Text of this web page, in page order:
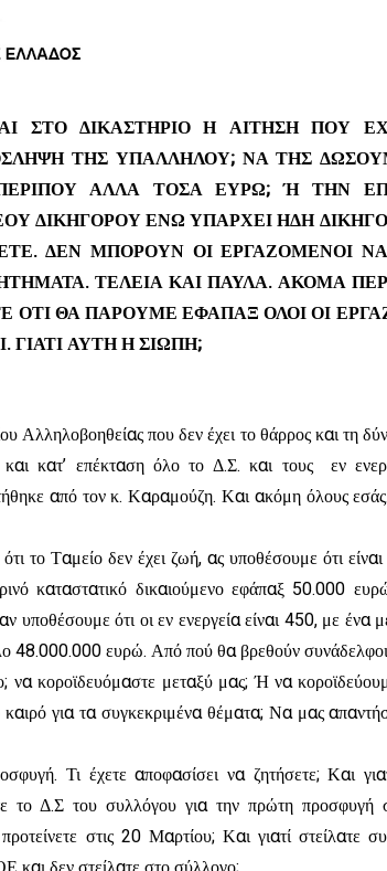
ΣΤΟ ΔΙΚΑΣΤΗΡΙΟ Η ΑΙΤΗΣΗ ΠΟΥ
ΤΗΣ ΥΠΑΛΛΗΛΟΥ; ΝΑ ΤΗΣ
ΑΛΛΑ ΤΟΣΑ ΕΥΡΩ; Ή ΤΗΝ
ΔΙΚΗΓΟΡΟΥ ΕΝΩ ΥΠΑΡΧΕΙ ΗΔΗ
ΔΕΝ ΜΠΟΡΟΥΝ ΟΙ ΕΡΓΑΖΟΜΕΝΟΙ
ΤΕΛΕΙΑ ΚΑΙ ΠΑΥΛΑ. ΑΚΟΜΑ
ΟΤΙ ΘΑ ΠΑΡΟΥΜΕ ΕΦΑΠΑΞ ΟΛΟΙ ΟΙ
ΑΥΤΗ Η ΣΙΩΠΗ;
που δεν έχει το θάρρος και τη
και κατ’ επέκταση όλο το Δ.Σ. και τους εν
από τον κ. Καραμούζη. Και ακόμη όλους
το Ταμείο δεν έχει ζωή, ας υποθέσουμε ότι
καταστατικό δικαιούμενο εφάπαξ 50.000
υποθέσουμε ότι οι εν ενεργεία είναι 450, με
48.000.000 ευρώ. Από πού θα βρεθούν
να κοροϊδευόμαστε μεταξύ μας; Ή να
για τα συγκεκριμένα θέματα; Να μας
Τι έχετε αποφασίσει να ζητήσετε; Και
το Δ.Σ του συλλόγου για την πρώτη προσφυγή
στις 20 Μαρτίου; Και γιατί στείλατε